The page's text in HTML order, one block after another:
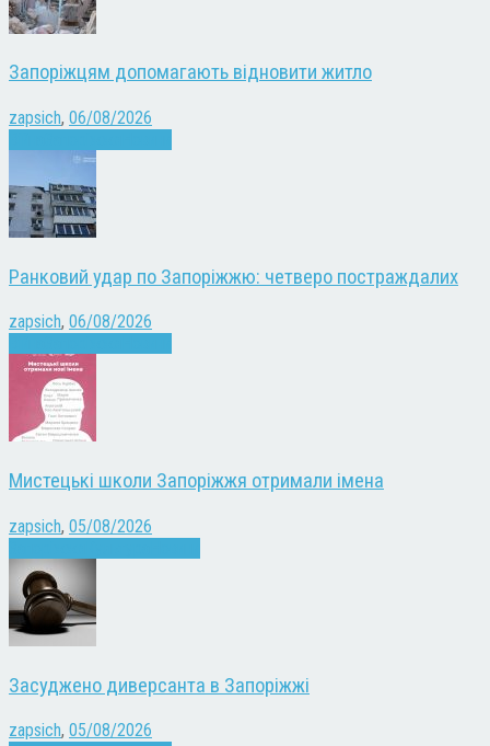
Запоріжцям допомагають відновити житло
zapsich, 06/08/2026
Ранковий удар по Запоріжжю: четверо постраждалих
zapsich, 06/08/2026
Мистецькі школи Запоріжжя отримали імена
zapsich, 05/08/2026
Засуджено диверсанта в Запоріжжі
zapsich, 05/08/2026